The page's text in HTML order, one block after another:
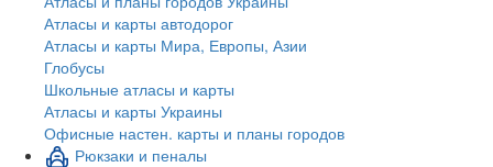
Атласы и карты автодорог
Атласы и карты Мира, Европы, Азии
Глобусы
Школьные атласы и карты
Атласы и карты Украины
Офисные настен. карты и планы городов
Рюкзаки и пеналы